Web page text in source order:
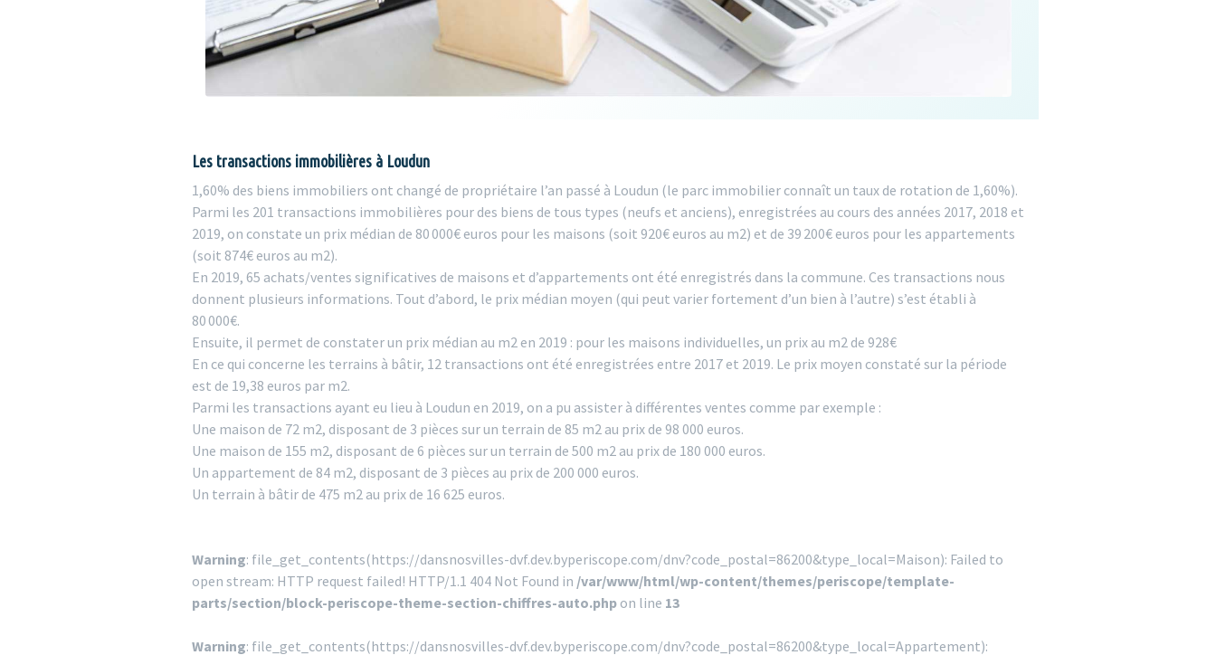
Les transactions immobilières à Loudun
1,60% des biens immobiliers ont changé de propriétaire l’an passé à Loudun (le parc immobilier connaît un taux de rotation de 1,60%).
Parmi les 201 transactions immobilières pour des biens de tous types (neufs et anciens), enregistrées au cours des années 2017, 2018 et
2019, on constate un prix médian de 80 000€ euros pour les maisons (soit 920€ euros au m2) et de 39 200€ euros pour les appartements
(soit 874€ euros au m2).
En 2019, 65 achats/ventes significatives de maisons et d’appartements ont été enregistrés dans la commune. Ces transactions nous
donnent plusieurs informations. Tout d’abord, le prix médian moyen (qui peut varier fortement d’un bien à l’autre) s’est établi à
80 000€.
Ensuite, il permet de constater un prix médian au m2 en 2019 : pour les maisons individuelles, un prix au m2 de 928€
En ce qui concerne les terrains à bâtir, 12 transactions ont été enregistrées entre 2017 et 2019. Le prix moyen constaté sur la période
est de 19,38 euros par m2.
Parmi les transactions ayant eu lieu à Loudun en 2019, on a pu assister à différentes ventes comme par exemple :
Une maison de 72 m2, disposant de 3 pièces sur un terrain de 85 m2 au prix de 98 000 euros.
Une maison de 155 m2, disposant de 6 pièces sur un terrain de 500 m2 au prix de 180 000 euros.
Un appartement de 84 m2, disposant de 3 pièces au prix de 200 000 euros.
Un terrain à bâtir de 475 m2 au prix de 16 625 euros.
Warning: file_get_contents(https://dansnosvilles-dvf.dev.byperiscope.com/dnv?code_postal=86200&type_local=Maison): Failed to
open stream: HTTP request failed! HTTP/1.1 404 Not Found in /var/www/html/wp-content/themes/periscope/template-
parts/section/block-periscope-theme-section-chiffres-auto.php on line 13
Warning: file_get_contents(https://dansnosvilles-dvf.dev.byperiscope.com/dnv?code_postal=86200&type_local=Appartement):